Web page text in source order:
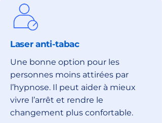
Laser anti-tabac
Une bonne option pour les
personnes moins attirées par
l’hypnose. Il peut aider à mieux
vivre l’arrêt et rendre le
changement plus confortable.